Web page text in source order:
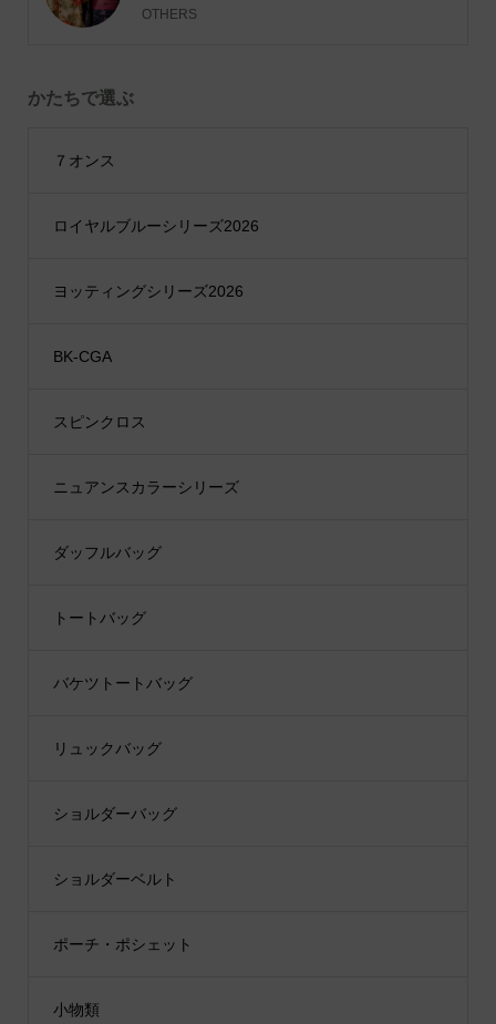
OTHERS
かたちで選ぶ
７オンス
ロイヤルブルーシリーズ2026
ヨッティングシリーズ2026
BK-CGA
スピンクロス
ニュアンスカラーシリーズ
ダッフルバッグ
トートバッグ
バケツトートバッグ
リュックバッグ
ショルダーバッグ
ショルダーベルト
ポーチ・ポシェット
小物類